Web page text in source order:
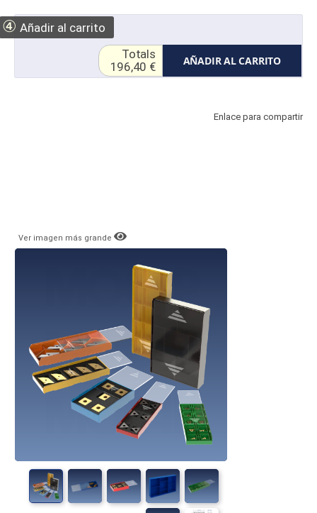
④ Añadir al carrito
AÑADIR AL CARRITO
Totals
196,40 €
Enlace para compartir
Ver imagen más grande